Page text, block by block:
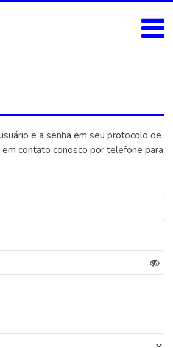
e a senha em seu protocolo de
contato conosco por telefone para